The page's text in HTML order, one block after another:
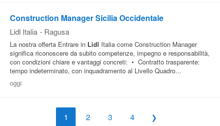
Construction Manager Sicilia Occidentale
Lidl Italia - Ragusa
La nostra offerta Entrare in Lidl Italia come Construction Manager
significa riconoscere da subito competenze, impegno e responsabilità,
con condizioni chiare e vantaggi concreti: • Contratto trasparente:
tempo indeterminato, con inquadramento al Livello Quadro...
oggi
1 2 3 4